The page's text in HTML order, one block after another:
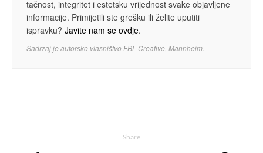
tačnost, integritet i estetsku vrijednost svake objavljene
informacije. Primijetili ste grešku ili želite uputiti
ispravku? Javite nam se ovdje.
Sadržaj je autorsko vlasništvo FBL Creative, Mannheim.
Share